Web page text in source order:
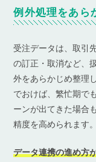
例外処理をあら
受注データは、取引
の訂正・取消など、
外をあらかじめ整理
でおけば、繁忙期で
ーンが出てきた場合
精度を高められます。
データ連携の進め方